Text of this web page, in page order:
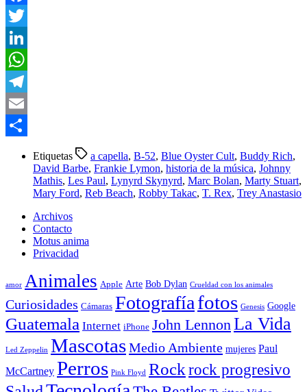
Facebook
Twitter
LinkedIn
WhatsApp
Telegram
Email
Etiquetas a capella, B-52, Blue Oyster Cult, Buddy Rich,
David Barbe, Frankie Lymon, historia de la música, Johnny
Mathis, Les Paul, Lynyrd Skynyrd, Marc Bolan, Marty Stuart,
Mary Ford, Reb Beach, Robby Takac, T. Rex, Trey Anastasio
Archivos
Contacto
Motus anima
Privacidad
amor Animales Apple Arte Bob Dylan Crueldad con los animales
Curiosidades Cámaras Fotografíafotos Genesis Google
Guatemala Internet iPhone John Lennon La Vida
Led Zeppelin MascotasMedio Ambiente mujeres Paul
McCartney Perros Pink Floyd Rock rock progresivo